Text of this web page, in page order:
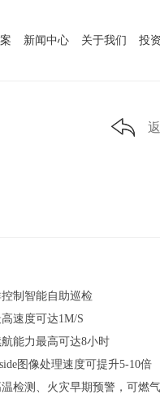
新闻中心 关于我们 投
制智能自助巡检
速度可达1M/S
能力最高可达8小时
图像处理速度可提升5-10倍
检测、火灾早期预警，可燃